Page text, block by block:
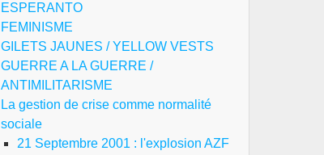
ESPERANTO
FEMINISME
GILETS JAUNES / YELLOW VESTS
GUERRE A LA GUERRE /
ANTIMILITARISME
La gestion de crise comme normalité
sociale
21 Septembre 2001 : l'explosion AZF